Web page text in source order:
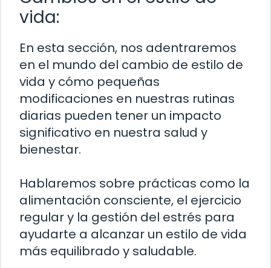
vida:
En esta sección, nos adentraremos
en el mundo del cambio de estilo de
vida y cómo pequeñas
modificaciones en nuestras rutinas
diarias pueden tener un impacto
significativo en nuestra salud y
bienestar.
Hablaremos sobre prácticas como la
alimentación consciente, el ejercicio
regular y la gestión del estrés para
ayudarte a alcanzar un estilo de vida
más equilibrado y saludable.